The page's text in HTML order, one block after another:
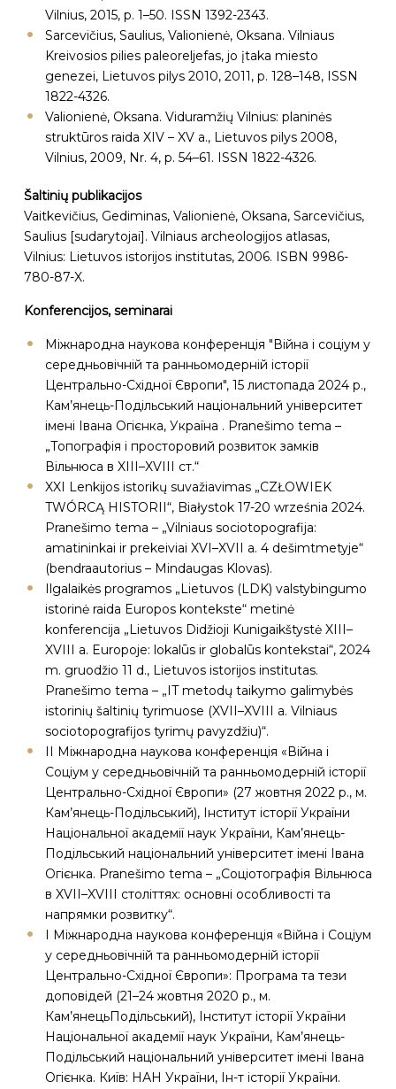
Vilnius, 2015, p. 1–50. ISSN 1392-2343.
Sarcevičius, Saulius, Valionienė, Oksana. Vilniaus
Kreivosios pilies paleoreljefas, jo įtaka miesto
genezei, Lietuvos pilys 2010, 2011, p. 128–148, ISSN
1822-4326.
Valionienė, Oksana. Viduramžių Vilnius: planinės
struktūros raida XIV – XV a., Lietuvos pilys 2008,
Vilnius, 2009, Nr. 4, p. 54–61. ISSN 1822-4326.
Šaltinių publikacijos
Vaitkevičius, Gediminas, Valionienė, Oksana, Sarcevičius,
Saulius [sudarytojai]. Vilniaus archeologijos atlasas,
Vilnius: Lietuvos istorijos institutas, 2006. ISBN 9986-
780-87-X.
Konferencijos, seminarai
Міжнародна наукова конференція "Війна і соціум у
середньовічній та ранньомодерній історії
Центрально-Східної Європи", 15 листопада 2024 р.,
Кам’янець-Подільський національний університет
імені Івана Огієнка, Україна . Pranešimo tema –
„Топографія і просторовий розвиток замків
Вільнюса в XIII–XVIII ст.“
XXI Lenkijos istorikų suvažiavimas „CZŁOWIEK
TWÓRCĄ HISTORII“, Białystok 17-20 września 2024.
Pranešimo tema – „Vilniaus sociotopografija:
amatininkai ir prekeiviai XVI–XVII a. 4 dešimtmetyje“
(bendraautorius – Mindaugas Klovas).
Ilgalaikės programos „Lietuvos (LDK) valstybingumo
istorinė raida Europos kontekste“ metinė
konferencija „Lietuvos Didžioji Kunigaikštystė XIII–
XVIII a. Europoje: lokalūs ir globalūs kontekstai“, 2024
m. gruodžio 11 d., Lietuvos istorijos institutas.
Pranešimo tema – „IT metodų taikymo galimybės
istorinių šaltinių tyrimuose (XVII–XVIII a. Vilniaus
sociotopografijos tyrimų pavyzdžiu)“.
IІ Міжнародна наукова конференція «Війна і
Соціум у середньовічній та ранньомодерній історії
Центрально-Східної Європи» (27 жовтня 2022 р., м.
Кам’янець-Подільський), Інститут історії України
Національної академії наук України, Кам’янець-
Подільський національний університет імені Івана
Огієнка. Pranešimo tema – „Соціотографія Вільнюса
в XVII–XVIII століттях: основні особливості та
напрямки розвитку“.
I Міжнародна наукова конференція «Війна і Соціум
у середньовічній та ранньомодерній історії
Центрально-Східної Європи»: Програма та тези
доповідей (21–24 жовтня 2020 р., м.
Кам’янецьПодільський), Інститут історії України
Національної академії наук України, Кам’янець-
Подільський національний університет імені Івана
Огієнка. Київ: НАН України, Ін-т історії України.